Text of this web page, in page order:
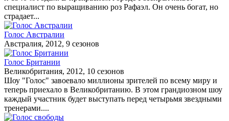
специалист по выращиванию роз Рафаэл. Он очень богат, но
страдает...
Голос Австралии
Австралия, 2012, 9 сезонов
Голос Британии
Великобритания, 2012, 10 сезонов
Шоу "Голос" завоевало миллионы зрителей по всему миру и
теперь приехало в Великобританию. В этом грандиозном шоу
каждый участник будет выступать перед четырьмя звездными
тренерами....